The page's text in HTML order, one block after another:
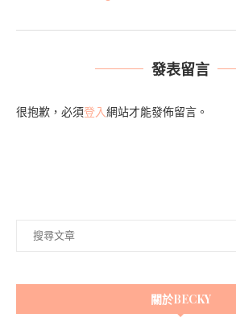
發表留言
很抱歉，必須登入網站才能發佈留言。
關於BECKY